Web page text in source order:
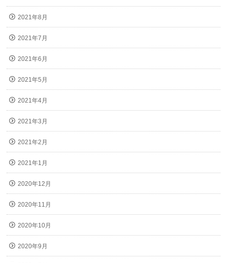
2021年8月
2021年7月
2021年6月
2021年5月
2021年4月
2021年3月
2021年2月
2021年1月
2020年12月
2020年11月
2020年10月
2020年9月